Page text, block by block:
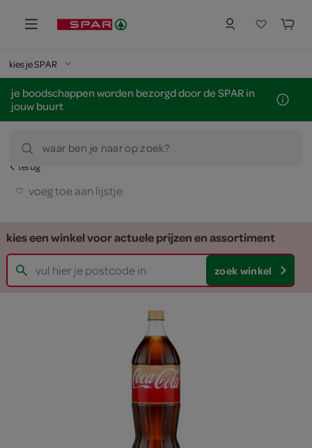
kies je SPAR
je boodschappen worden bezorgd door de SPAR in
jouw buurt
waar ben je naar op zoek?
terug
voeg toe aan lijstje
kies een winkel voor actuele prijzen en assortiment
zoek winkel